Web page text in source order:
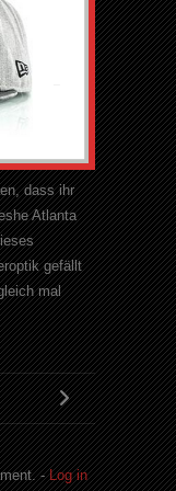
dass ihr
Atlanta
gefällt
mal
-Log in